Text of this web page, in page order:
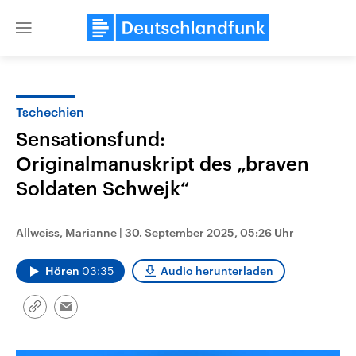
Close
Landtagswahl Sachsen-Anhalt
Alle Informationen
Sachsen-Anhalt wählt am 6.
Bundesland von einer Koalition aus
USA
mit großem Einfluss auf
Tschechien
Sensationsfund:
Originalmanuskript des „braven
Soldaten Schwejk“
Allweiss, Marianne | 30. September 2025, 05:26 Uhr
Hören 03:35 Audio herunterladen
Link
Email